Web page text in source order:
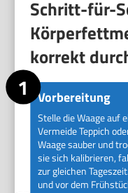
Schritt-für-
korrekt
Vorbereitung
Stelle die Waage auf
Vermeide Teppich
Waage sauber und
sie sich kalibrieren,
zur gleichen
und vor dem